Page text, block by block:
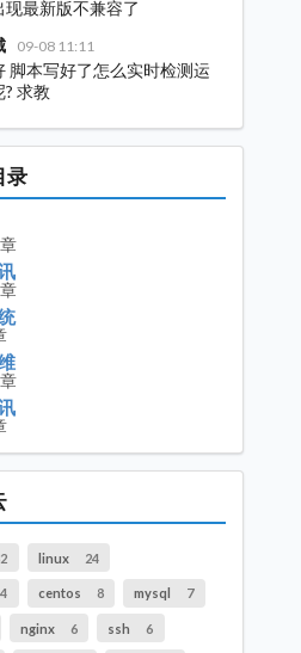
现最新版不兼容了
09-08 11:11
脚本写好了怎么实时检测运
? 求教
录
linux 24
centos 8 mysql 7
nginx 6 ssh 6